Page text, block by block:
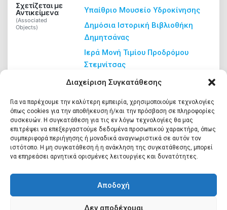
Διαχείριση Συγκατάθεσης
Για να παρέχουμε την καλύτερη εμπειρία, χρησιμοποιούμε τεχνολογίες
όπως cookies για την αποθήκευση ή/και την πρόσβαση σε πληροφορίες
συσκευών. Η συγκατάθεση για τις εν λόγω τεχνολογίες θα μας
επιτρέψει να επεξεργαστούμε δεδομένα προσωπικού χαρακτήρα, όπως
συμπεριφορά περιήγησης ή μοναδικά αναγνωριστικά σε αυτόν τον
ιστότοπο. Η μη συγκατάθεση ή η ανάκληση της συγκατάθεσης, μπορεί
να επηρεάσει αρνητικά ορισμένες λειτουργίες και δυνατότητες.
Αποδοχή
Δεν αποδέχομαι
Ψηφιακή βιβλιοθήκη
ΕΛΛ
Σχετίζεται με
Αντικείμενα
(Associated
Objects)
Υπαίθριο Μουσείο Υδροκίνησης
Δημόσια Ιστορική Βιβλιοθήκη
Δημητσάνας
Ιερά Μονή Τιμίου Προδρόμου
Στεμνίτσας
Ιστορικό Πύργος Πλαπούτα